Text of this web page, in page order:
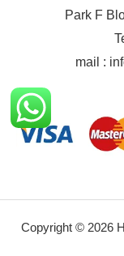
Park F
mail :
Copyright © 2026